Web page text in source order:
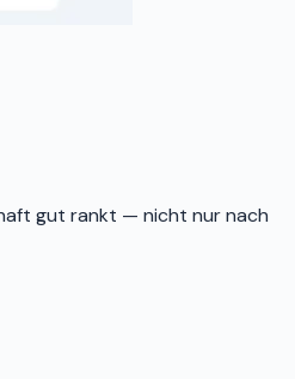
gut rankt — nicht nur nach